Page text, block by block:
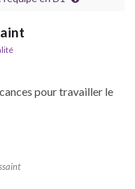
pour travailler le